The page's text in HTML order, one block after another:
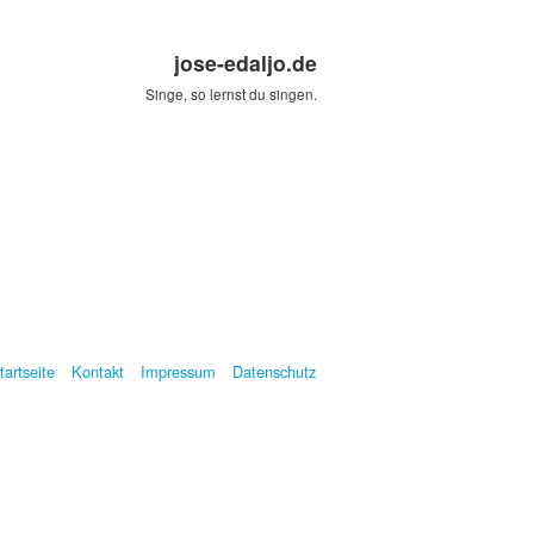
jose-edaljo.de
Singe, so lernst du singen.
Kontakt Impressum Datenschutz